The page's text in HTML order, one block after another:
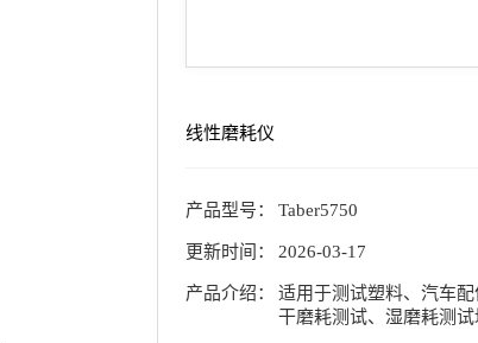
线性磨耗仪
产品型号： Taber5750
更新时间： 2026-03-17
产品介绍：
适用于测试塑料、汽车
干磨耗测试、湿磨耗测试